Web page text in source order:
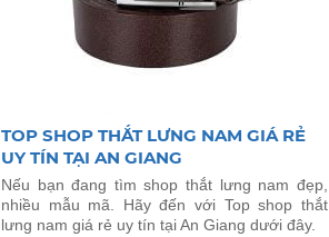
TOP SHOP THẮT LƯNG NAM GIÁ RẺ
UY TÍN TẠI AN GIANG
Nếu bạn đang tìm shop thắt lưng nam đẹp,
nhiều mẫu mã. Hãy đến với Top shop thắt
lưng nam giá rẻ uy tín tại An Giang dưới đây.